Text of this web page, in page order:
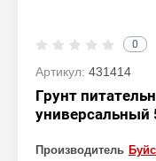
0
Артикул: 431414
Грунт
универсальный
Производитель